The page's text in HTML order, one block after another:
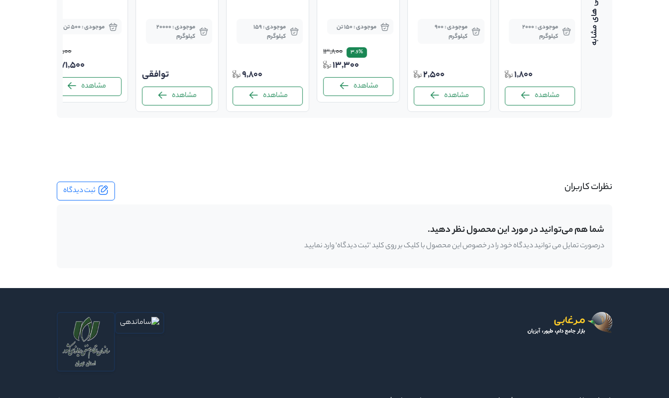
موجودی : 2000
کیلوگرم
1,800
مشاهده
موجودی : 900
کیلوگرم
2,500
مشاهده
موجودی : 150 تن
3.6%
13,800
13,300
مشاهده
موجودی : 159
کیلوگرم
9,800
مشاهده
موجودی : 20000
کیلوگرم
توافقی
مشاهده
موجودی : 500 تن
22,500
71,500
مشاهده
نظرات کاربران ثبت دیدگاه
شما هم می‌توانید در مورد این محصول نظر دهید.
درصورت تمایل می توانید دیدگاه خود را در خصوص این محصول با کلیک بر روی کلید 'ثبت دیدگاه' وارد نمایید